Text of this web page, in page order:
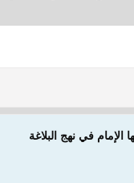
في نهج البلاغة